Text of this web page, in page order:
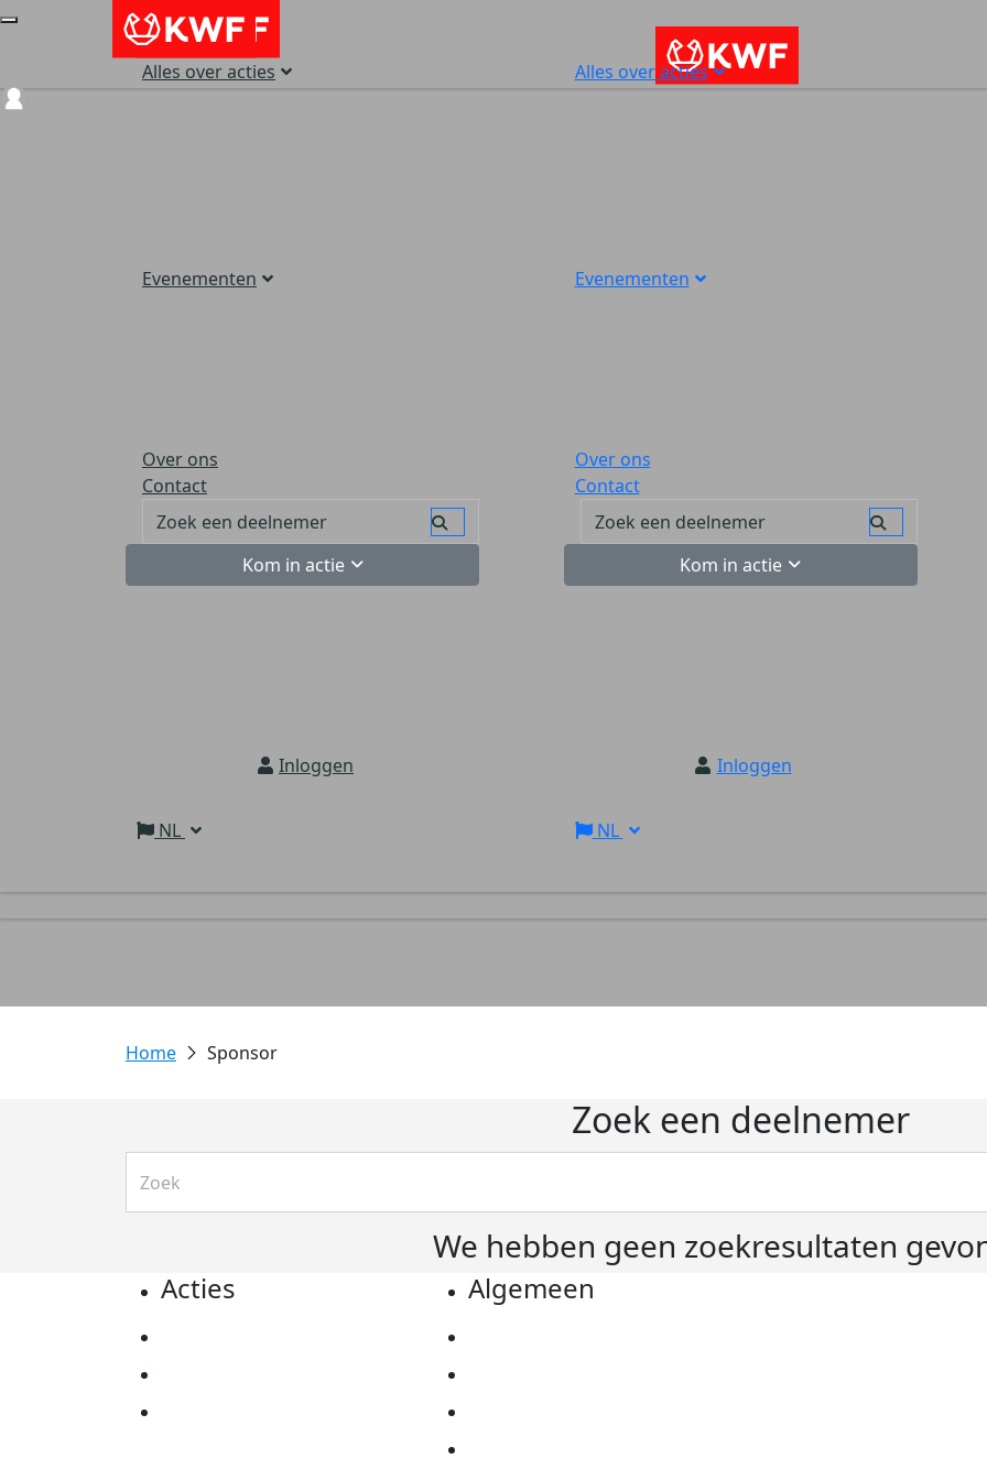
Alles over acties
Evenementen
Over ons
Contact
Kom in actie
Inloggen
NL
Alles over acties
Evenementen
Over ons
Contact
Kom in actie
Inloggen
NL
Sponsor
Zoek een deelnemer
We hebben geen zoekresultaten
Acties Algemeen